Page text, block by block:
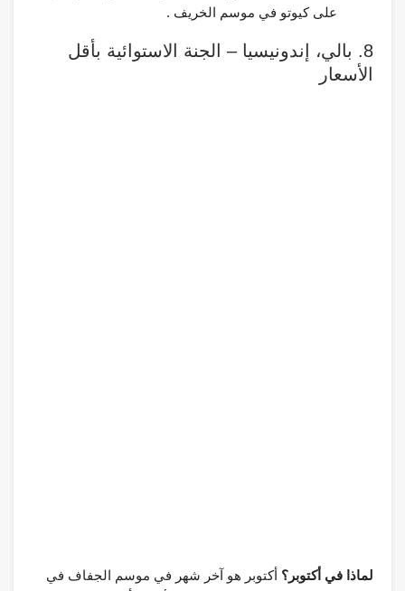
على كيوتو في موسم الخريف .
8. بالي، إندونيسيا – الجنة الاستوائية بأقل
الأسعار
لماذا في أكتوبر؟ أكتوبر هو آخر شهر في موسم الجفاف في